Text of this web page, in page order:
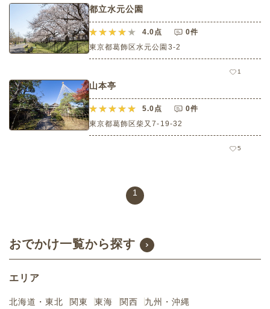
都立水元公園
4.0点
0件
東京都葛飾区水元公園3-2
1
山本亭
5.0点
0件
東京都葛飾区柴又7-19-32
5
1
おでかけ一覧から探す
エリア
北海道・東北 関東 東海 関西 九州・沖縄